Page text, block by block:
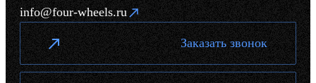
info@four-wheels.ru
Заказать звонок